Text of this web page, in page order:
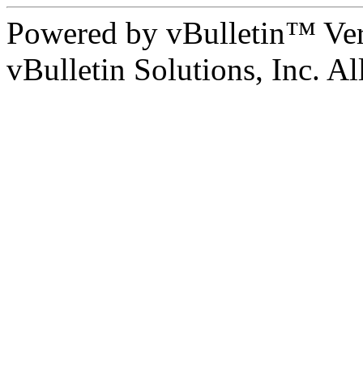
Powered by vBulletin™
vBulletin Solutions, Inc.